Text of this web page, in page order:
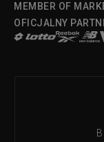
MEMBER OF
OFICJALNY